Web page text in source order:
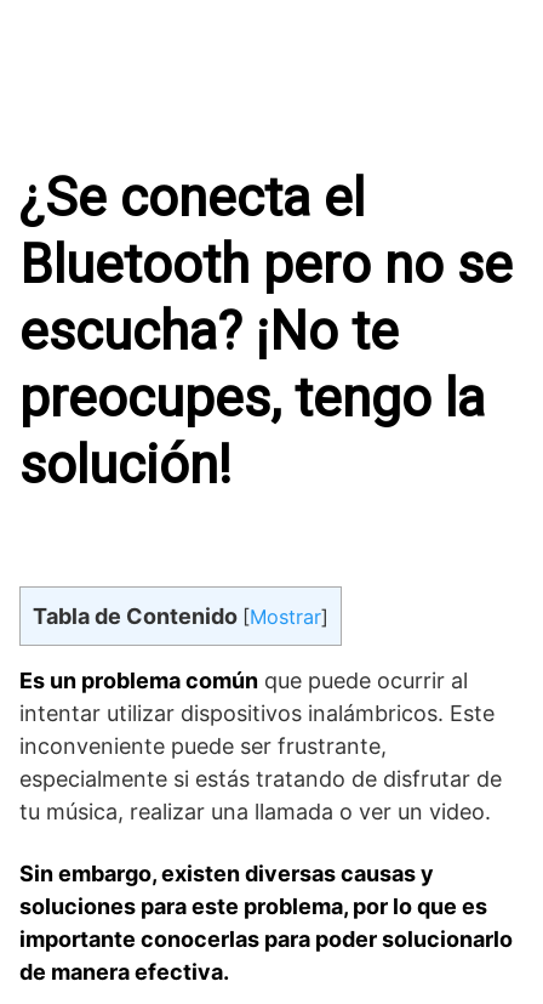
¿Se conecta el
Bluetooth pero no se
escucha? ¡No te
preocupes, tengo la
solución!
Tabla de Contenido [Mostrar]
Es un⁣ problema común que puede ocurrir⁤ al
intentar utilizar dispositivos inalámbricos. Este
inconveniente puede ser frustrante,
especialmente si ‍estás tratando de disfrutar de
tu música, realizar una llamada o ver un video.
Sin embargo, existen diversas causas y
soluciones para este problema, por lo que es
importante conocerlas para poder solucionarlo
de manera efectiva.